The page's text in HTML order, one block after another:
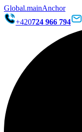
Global.mainAnchor
+420724 966 794